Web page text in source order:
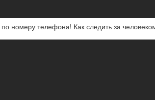
номеру телефона! Как следить за